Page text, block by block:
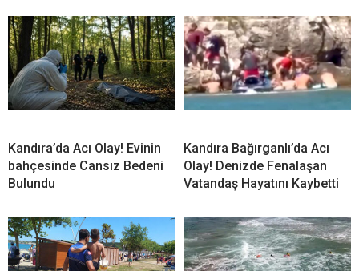
Kandıra’da Acı Olay! Evinin
bahçesinde Cansız Bedeni
Bulundu
Kandıra Bağırganlı’da Acı
Olay! Denizde Fenalaşan
Vatandaş Hayatını Kaybetti